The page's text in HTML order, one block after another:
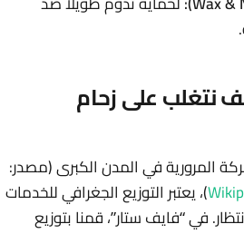
نتغلب على زحام
المرورية في المدن الكبرى (مصدر:
)، يعتبر التوزيع الجغرافي للخدمات
في “فايف ستار”، قمنا بتوزيع